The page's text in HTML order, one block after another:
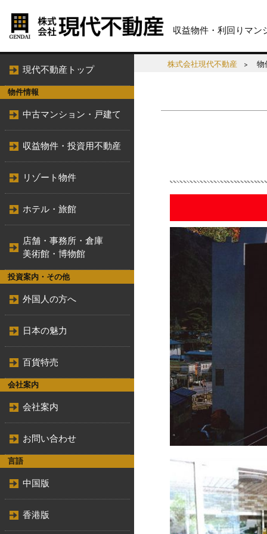
収益物件・利回りマン
現代不動産トップ
物件情報
中古マンション・戸建て
収益物件・投資用不動産
リゾート物件
ホテル・旅館
店舗・事務所・倉庫
美術館・博物館
投資案内・その他
外国人の方へ
日本の魅力
百貨特売
会社案内
会社案内
お問い合わせ
言語
中国版
香港版
株式会社現代不動産 物